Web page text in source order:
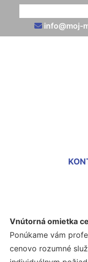
info@moj-
Vnútorná omietka
Ponúkame vám
cenovo rozumné